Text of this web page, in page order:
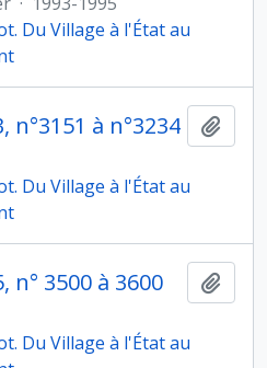
Du Village à l'État au
n°3151 à n°3234
Du Village à l'État au
n° 3500 à 3600
Du Village à l'État au